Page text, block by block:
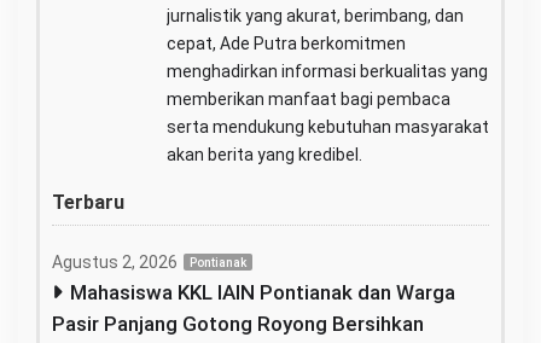
jurnalistik yang akurat, berimbang, dan
cepat, Ade Putra berkomitmen
menghadirkan informasi berkualitas yang
memberikan manfaat bagi pembaca
serta mendukung kebutuhan masyarakat
akan berita yang kredibel.
Terbaru
Agustus 2, 2026 Pontianak
Mahasiswa KKL IAIN Pontianak dan Warga
Pasir Panjang Gotong Royong Bersihkan